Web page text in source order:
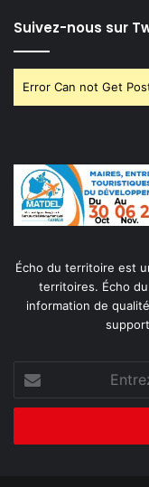
Suivez-nous sur
Error Can not Get
Écho du territoire est
territoires. Écho
information de
votre
adresse